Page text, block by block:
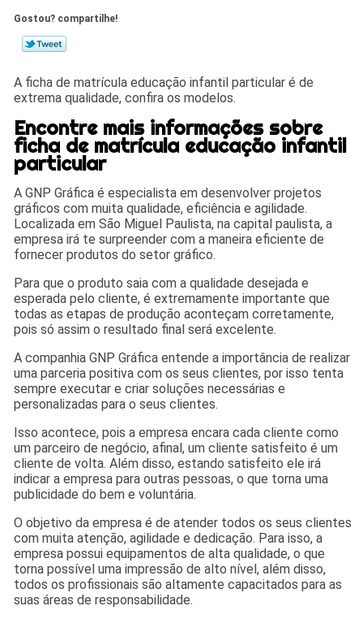
Gostou? compartilhe!
A ficha de matrícula educação infantil particular é de
extrema qualidade, confira os modelos.
Encontre mais informações sobre
ficha de matrícula educação infantil
particular
A GNP Gráfica é especialista em desenvolver projetos
gráficos com muita qualidade, eficiência e agilidade.
Localizada em São Miguel Paulista, na capital paulista, a
empresa irá te surpreender com a maneira eficiente de
fornecer produtos do setor gráfico.
Para que o produto saia com a qualidade desejada e
esperada pelo cliente, é extremamente importante que
todas as etapas de produção aconteçam corretamente,
pois só assim o resultado final será excelente.
A companhia GNP Gráfica entende a importância de realizar
uma parceria positiva com os seus clientes, por isso tenta
sempre executar e criar soluções necessárias e
personalizadas para o seus clientes.
Isso acontece, pois a empresa encara cada cliente como
um parceiro de negócio, afinal, um cliente satisfeito é um
cliente de volta. Além disso, estando satisfeito ele irá
indicar a empresa para outras pessoas, o que torna uma
publicidade do bem e voluntária.
O objetivo da empresa é de atender todos os seus clientes
com muita atenção, agilidade e dedicação. Para isso, a
empresa possui equipamentos de alta qualidade, o que
torna possível uma impressão de alto nível, além disso,
todos os profissionais são altamente capacitados para as
suas áreas de responsabilidade.